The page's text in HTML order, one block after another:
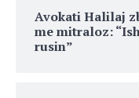
Avokati Halilaj
me mitraloz:
rusin”